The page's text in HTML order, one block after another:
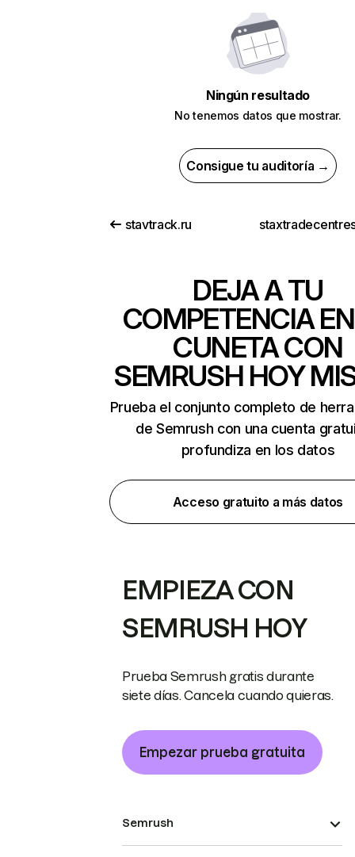
Ningún resultado
No tenemos datos que mostrar.
Consigue tu auditoría →
stavtrack.ru
DEJA A TU
COMPETENCIA
CUNETA CON
SEMRUSH HOY
Prueba el conjunto completo de
de Semrush con una cuenta
profundiza en los datos
Acceso gratuito a más datos
EMPIEZA CON
SEMRUSH HOY
Prueba Semrush gratis durante
siete días. Cancela cuando quieras.
Empezar prueba gratuita
Semrush